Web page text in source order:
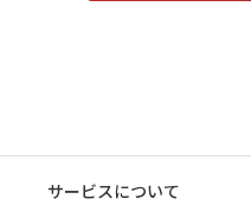
サービスについて